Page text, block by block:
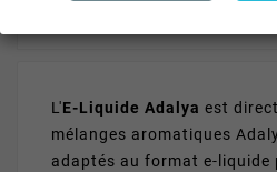
L'E-Liquide Adalya est
mélanges aromatiques
adaptés au format e-liquide